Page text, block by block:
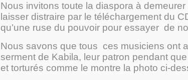
Nous invitons toute la diaspora à
laisser distraire par le téléchargement du
qu’une ruse du pouvoir pour essayer de
Nous savons que tous ces musiciens ont
serment de Kabila, leur patron pendant
et torturés comme le montre la photo ci-